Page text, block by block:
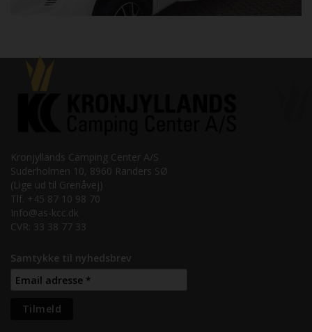
Kronjyllands Camping Center A/S
Suderholmen 10, 8960 Randers SØ
(Lige ud til Grenåvej)
Tlf. +45 87 10 98 70
Info@as-kcc.dk
CVR: 33 38 77 33
Samtykke til nyhedsbrev